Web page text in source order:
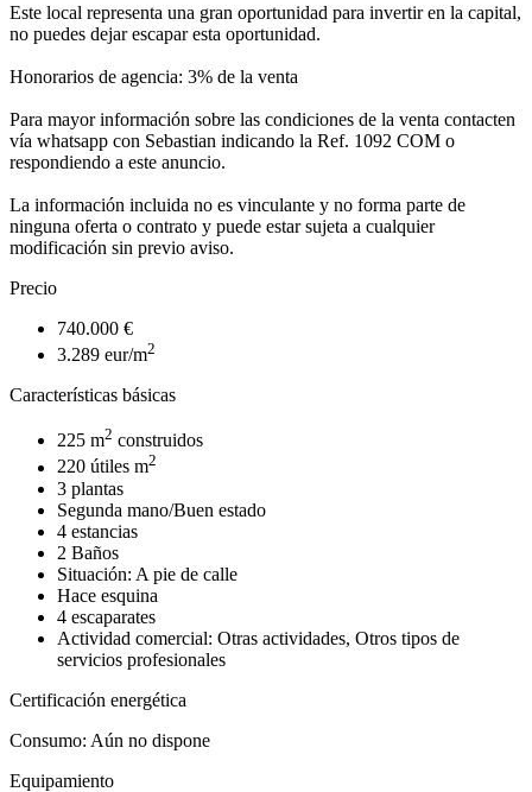
Este local representa una gran oportunidad para invertir en la capital,
no puedes dejar escapar esta oportunidad.
Honorarios de agencia: 3% de la venta
Para mayor información sobre las condiciones de la venta contacten
vía whatsapp con Sebastian indicando la Ref. 1092 COM o
respondiendo a este anuncio.
La información incluida no es vinculante y no forma parte de
ninguna oferta o contrato y puede estar sujeta a cualquier
modificación sin previo aviso.
Precio
740.000 €
3.289 eur/m2
Características básicas
225 m2 construidos
220 útiles m2
3 plantas
Segunda mano/Buen estado
4 estancias
2 Baños
Situación: A pie de calle
Hace esquina
4 escaparates
Actividad comercial: Otras actividades, Otros tipos de
servicios profesionales
Certificación energética
Consumo: Aún no dispone
Equipamiento